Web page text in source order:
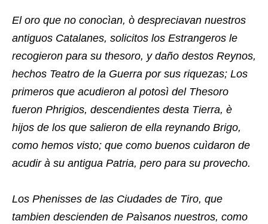
El oro que no conocìan, ò despreciavan nuestros
antiguos Catalanes, solicitos los Estrangeros le
recogieron para su thesoro, y daño destos Reynos,
hechos Teatro de la Guerra por sus riquezas; Los
primeros que acudieron al potosì del Thesoro
fueron Phrigios, descendientes desta Tierra, è
hijos de los que salieron de ella reynando Brigo,
como hemos visto; que como buenos cuìdaron de
acudir à su antigua Patria, pero para su provecho.
Los Phenisses de las Ciudades de Tiro, que
tambien descienden de Paìsanos nuestros, como